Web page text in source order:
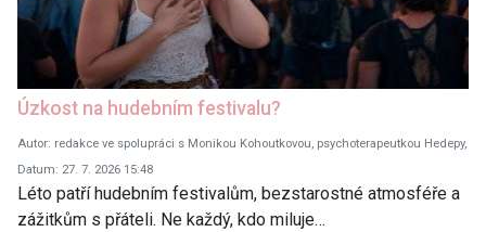
Úzkost na hudebním festivalu?
Autor: redakce ve spolupráci s Monikou Kohoutkovou, psychoterapeutkou Hedepy,
Datum: 27. 7. 2026 15:48
Léto patří hudebním festivalům, bezstarostné atmosféře a
zážitkům s přáteli. Ne každý, kdo miluje…